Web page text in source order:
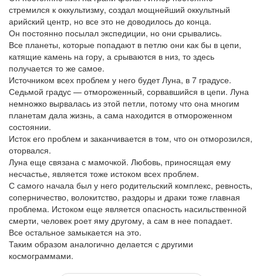
стремился к оккультизму, создал мощнейший оккультный
арийский центр, но все это не доводилось до конца.
Он постоянно посылал экспедиции, но они срывались.
Все планеты, которые попадают в петлю они как бы в цепи,
катящие камень на гору, а срываются в низ, то здесь
получается то же самое.
Источником всех проблем у него будет Луна, в 7 градусе.
Седьмой градус — отмороженный, сорвавшийся в цепи. Луна
немножко вырвалась из этой петли, потому что она многим
планетам дала жизнь, а сама находится в отмороженном
состоянии.
Исток его проблем и заканчивается в том, что он отморозился,
оторвался.
Луна еще связана с мамочкой. Любовь, приносящая ему
несчастье, является тоже истоком всех проблем.
С самого начала был у него родительский комплекс, ревность,
соперничество, волокитство, раздоры и драки тоже главная
проблема. Истоком еще является опасность насильственной
смерти, человек роет яму другому, а сам в нее попадает.
Все остальное замыкается на это.
Таким образом аналогично делается с другими
космограммами.